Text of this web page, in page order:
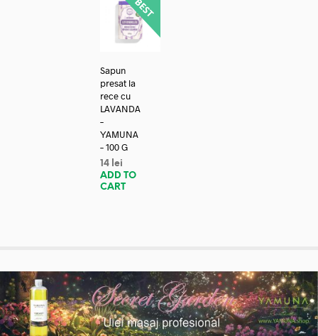
Sapun
presat la
rece cu
LAVANDA
–
YAMUNA
– 100 G
14 lei
ADD TO
CART